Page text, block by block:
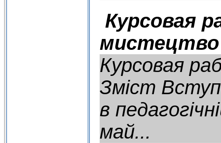
Курсовая
мистецтво
Курсовая
Зміст
в
май...